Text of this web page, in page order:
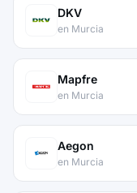
DKV
en Murcia
Mapfre
en Murcia
Aegon
en Murcia